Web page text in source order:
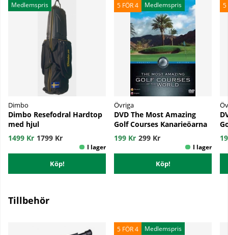
Medlemspris
Dimbo
Dimbo Resefodral Hardtop
med hjul
1499 Kr 1799 Kr
Köp!
5 FÖR 4 Medlemspris
Övriga
DVD The Most Amazing
Golf Courses Kanarieöarna
199 Kr 299 Kr
Köp!
5
Tillbehör
5 FÖR 4 Medlemspris